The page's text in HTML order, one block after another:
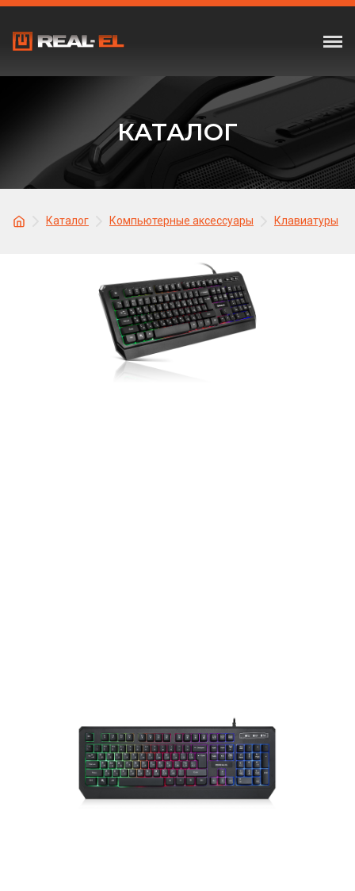
КАТАЛОГ
Каталог Компьютерные аксессуары Клавиатуры